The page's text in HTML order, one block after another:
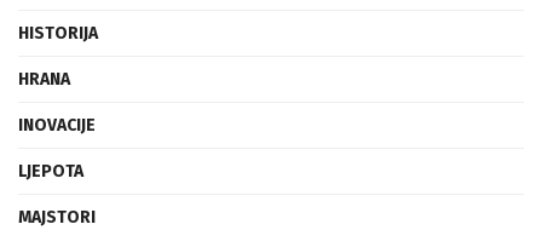
HISTORIJA
HRANA
INOVACIJE
LJEPOTA
MAJSTORI